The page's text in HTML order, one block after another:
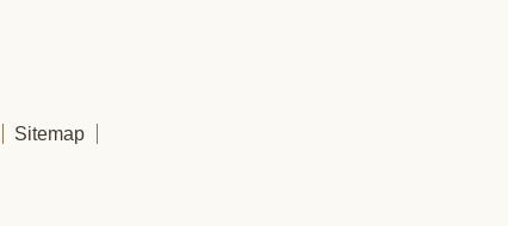
Sitemap